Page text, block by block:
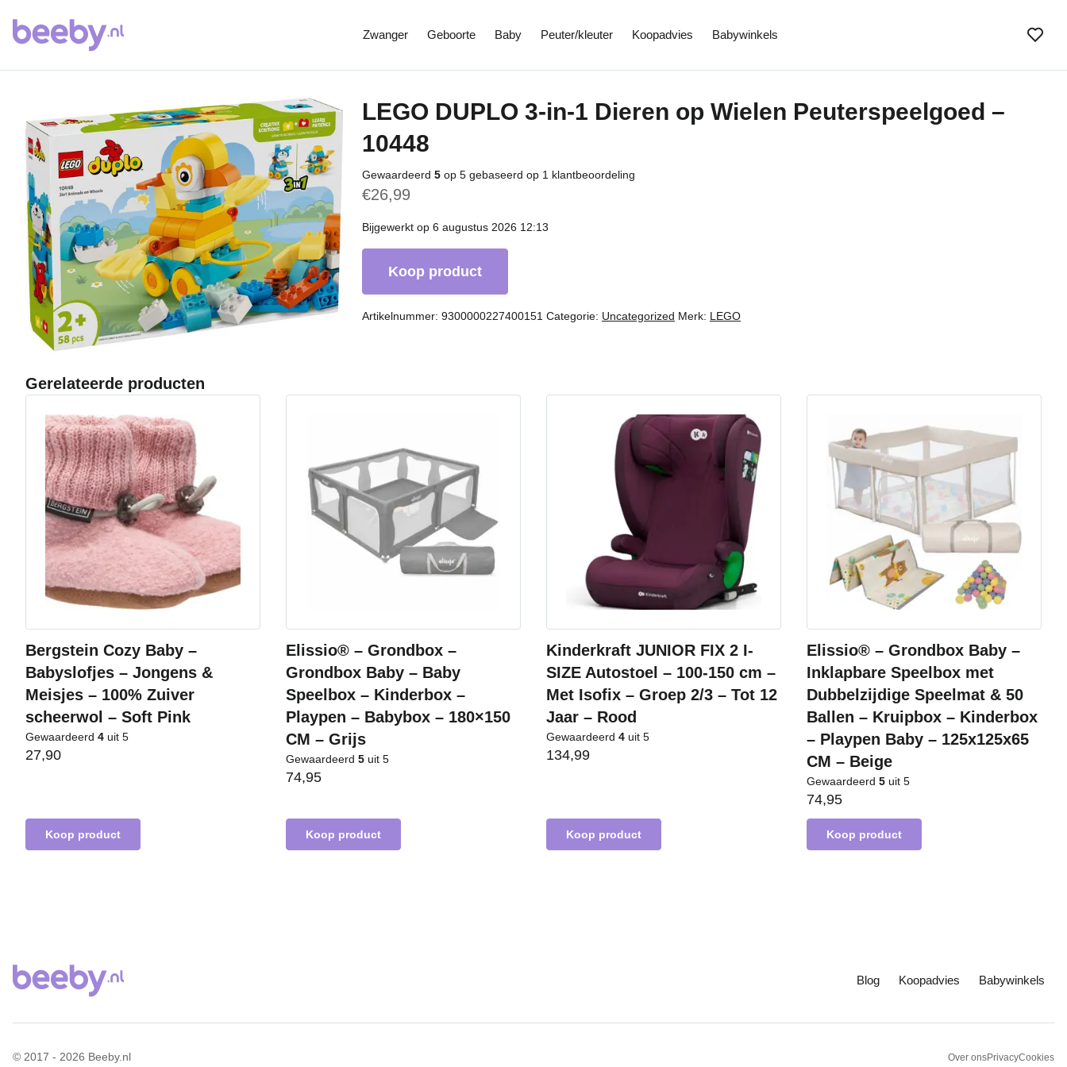
Zwanger Geboorte Baby Peuter/kleuter Koopadvies Babywinkels
LEGO DUPLO 3-in-1 Dieren op Wielen Peuterspeelgoed –
10448
Gewaardeerd 5 op 5 gebaseerd op 1 klantbeoordeling
€26,99
Bijgewerkt op 6 augustus 2026 12:13
Koop product
Artikelnummer: 9300000227400151 Categorie: Uncategorized Merk: LEGO
Gerelateerde producten
Bergstein Cozy Baby –
Babyslofjes – Jongens &
Meisjes – 100% Zuiver
scheerwol – Soft Pink
Gewaardeerd 4 uit 5
27,90
Koop product
Elissio® – Grondbox –
Grondbox Baby – Baby
Speelbox – Kinderbox –
Playpen – Babybox – 180×150
CM – Grijs
Gewaardeerd 5 uit 5
74,95
Koop product
Kinderkraft JUNIOR FIX 2 I-
SIZE Autostoel – 100-150 cm –
Met Isofix – Groep 2/3 – Tot 12
Jaar – Rood
Gewaardeerd 4 uit 5
134,99
Koop product
Elissio® – Grondbox Baby –
Inklapbare Speelbox met
Dubbelzijdige Speelmat & 50
Ballen – Kruipbox – Kinderbox
– Playpen Baby – 125x125x65
CM – Beige
Gewaardeerd 5 uit 5
74,95
Koop product
Blog Koopadvies Babywinkels
© 2017 - 2026 Beeby.nl Over onsPrivacyCookies